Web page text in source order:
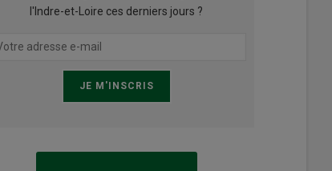
l'Indre-et-Loire ces derniers jours ?